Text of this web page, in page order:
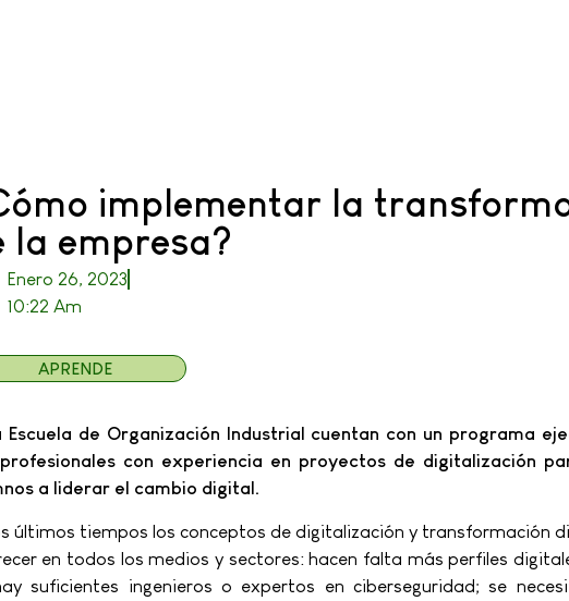
implementar la
la empresa?
Enero 26, 2023
10:22 Am
APRENDE
Escuela de Organización Industrial cuentan con un programa
con experiencia en proyectos de digitalización
a liderar el cambio digital.
últimos tiempos los conceptos de digitalización y transformación
en todos los medios y sectores: hacen falta más perfiles
suficientes ingenieros o expertos en ciberseguridad; se